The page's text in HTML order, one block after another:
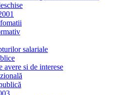
salariale
avere si de interese